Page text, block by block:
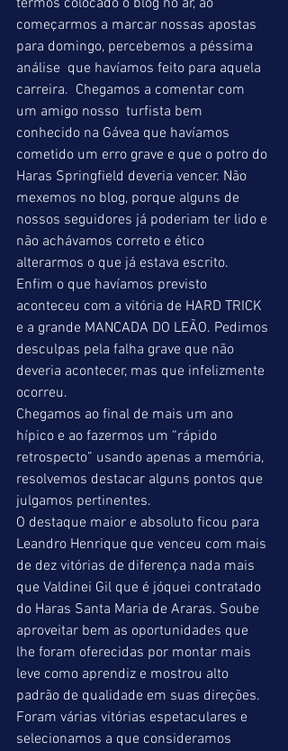
termos colocado o blog no ar, ao
começarmos a marcar nossas apostas
para domingo, percebemos a péssima
análise  que havíamos feito para aquela
carreira.  Chegamos a comentar com
um amigo nosso  turfista bem
conhecido na Gávea que havíamos
cometido um erro grave e que o potro do
Haras Springfield deveria vencer. Não
mexemos no blog, porque alguns de
nossos seguidores já poderiam ter lido e
não achávamos correto e ético
alterarmos o que já estava escrito.
Enfim o que havíamos previsto
aconteceu com a vitória de HARD TRICK
e a grande MANCADA DO LEÃO. Pedimos
desculpas pela falha grave que não
deveria acontecer, mas que infelizmente
ocorreu.
Chegamos ao final de mais um ano
hípico e ao fazermos um “rápido
retrospecto” usando apenas a memória,
resolvemos destacar alguns pontos que
julgamos pertinentes.
O destaque maior e absoluto ficou para
Leandro Henrique que venceu com mais
de dez vitórias de diferença nada mais
que Valdinei Gil que é jóquei contratado
do Haras Santa Maria de Araras. Soube
aproveitar bem as oportunidades que
lhe foram oferecidas por montar mais
leve como aprendiz e mostrou alto
padrão de qualidade em suas direções.
Foram várias vitórias espetaculares e
selecionamos a que consideramos